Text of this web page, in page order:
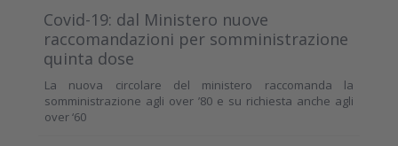
Covid-19: dal Ministero nuove
raccomandazioni per somministrazione
quinta dose
La nuova circolare del ministero raccomanda la
somministrazione agli over ’80 e su richiesta anche agli
over ‘60